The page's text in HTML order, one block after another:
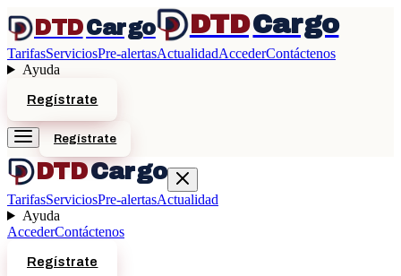
DTDCargo DTDCargo
TarifasServiciosPre-alertasActualidadAccederContáctenos
Ayuda
Regístrate
Regístrate
DTDCargo
TarifasServiciosPre-alertasActualidad
Ayuda
AccederContáctenos
Regístrate